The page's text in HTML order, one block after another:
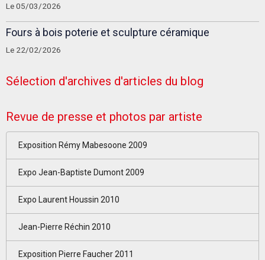
Le 05/03/2026
Fours à bois poterie et sculpture céramique
Le 22/02/2026
Sélection d'archives d'articles du blog
Revue de presse et photos par artiste
Exposition Rémy Mabesoone 2009
Expo Jean-Baptiste Dumont 2009
Expo Laurent Houssin 2010
Jean-Pierre Réchin 2010
Exposition Pierre Faucher 2011